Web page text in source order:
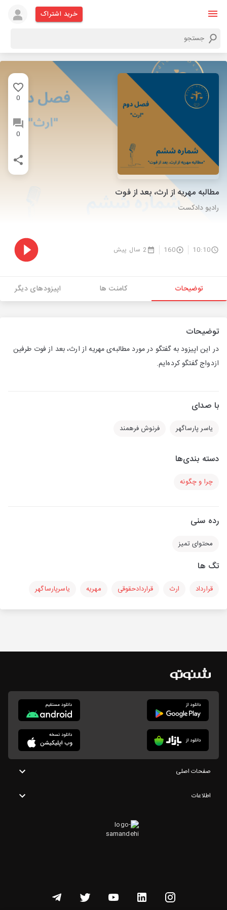
خرید اشتراک
0
0
مطالبه مهریه از ارث، بعد از فوت
رادیو دادکست
10:10
160 2 سال پیش
توضیحات کامنت ها اپیزودهای دیگر
توضیحات
در این اپیزود به گفتگو در مورد مطالبه‌ی مهریه از ارث، بعد از فوت طرفین
ازدواج گفتگو کرده‌ایم.
با صدای
یاسر پارساگهر فرنوش فرهمند
دسته بندی‌ها
چرا و چگونه
رده سنی
محتوای تمیز
تگ ها
قرارداد ارث قراردادحقوقی مهریه یاسرپارساگهر
صفحات اصلی
اطلاعات